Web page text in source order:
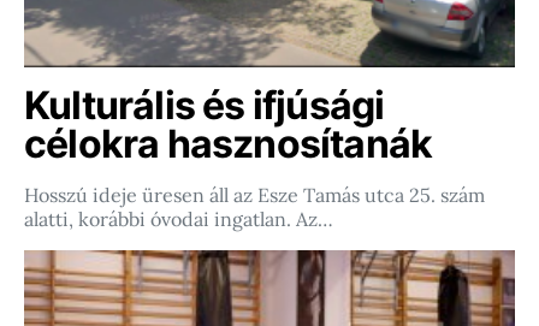
Kulturális és ifjúsági
célokra hasznosítanák
Hosszú ideje üresen áll az Esze Tamás utca 25. szám
alatti, korábbi óvodai ingatlan. Az…